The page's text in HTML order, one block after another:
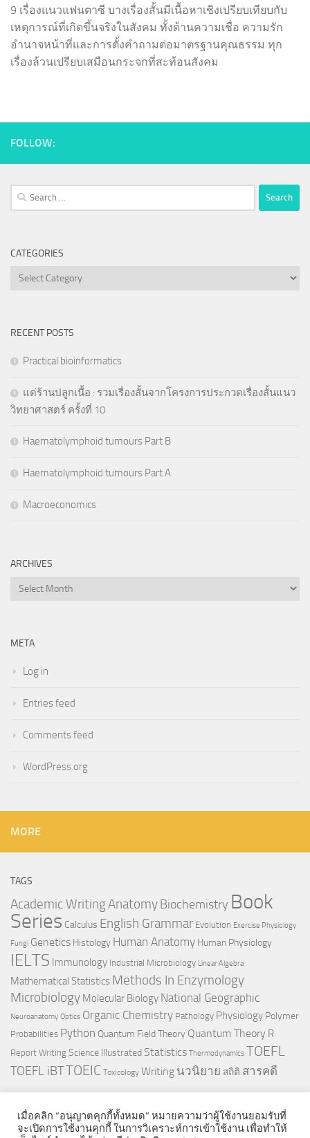
9 เรื่องแนวแฟนตาซี บางเรื่องสั้นมีเนื้อหาเชิงเปรียบเทียบกับ
เหตุการณ์ที่เกิดขึ้นจริงในสังคม ทั้งด้านความเชื่อ ความรัก
อำนาจหน้าที่และการตั้งคำถามต่อมาตรฐานคุณธรรม ทุก
เรื่องล้วนเปรียบเสมือนกระจกที่สะท้อนสังคม
FOLLOW:
Search
for:
CATEGORIES
Categories
RECENT POSTS
Practical bioinformatics
แด่ร้านปลูกเนื้อ : รวมเรื่องสั้นจากโครงการประกวดเรื่องสั้นแนว
วิทยาศาสตร์ ครั้งที่ 10
Haematolymphoid tumours Part B
Haematolymphoid tumours Part A
Macroeconomics
ARCHIVES
Archives
META
Log in
Entries feed
Comments feed
WordPress.org
MORE
TAGS
Academic WritingAnatomyBiochemistry Book
Series Calculus English Grammar Evolution Exercise Physiology
Fungi Genetics Histology Human Anatomy Human Physiology
IELTS Immunology Industrial Microbiology Linear Algebra
Mathematical Statistics Methods In Enzymology
Microbiology Molecular Biology National Geographic
Neuroanatomy Optics Organic Chemistry Pathology Physiology Polymer
Probabilities Python Quantum Field Theory Quantum Theory R
Report Writing Science Illustrated Statistics Thermodynamics TOEFL
TOEFL iBTTOEIC Toxicology Writing นวนิยาย สถิติ สารคดี
เมื่อคลิก “อนุญาตคุกกี้ทั้งหมด” หมายความว่าผู้ใช้งานยอมรับที่
จะเปิดการใช้งานคุกกี้ ในการวิเคราะห์การเข้าใช้งาน เพื่อทำให้